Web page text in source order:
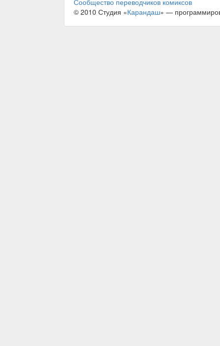
© 2010 Студия «Карандаш» —